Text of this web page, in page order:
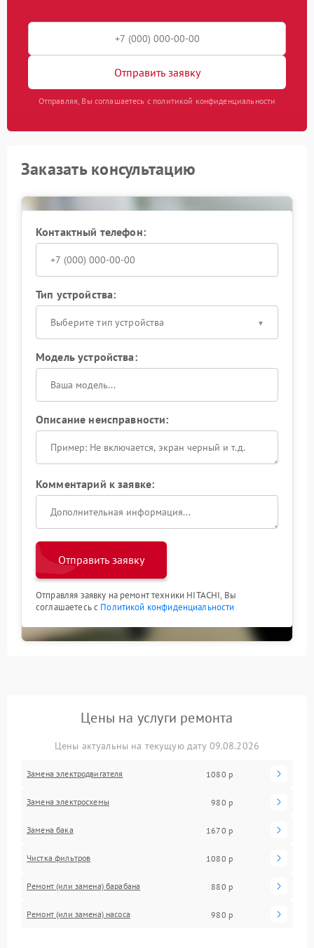
Отправить заявку
Отправляя, Вы соглашаетесь с политикой конфиденциальности
Заказать консультацию
Контактный телефон:
Тип устройства:
Выберите тип устройства
Модель устройства:
Описание неисправности:
Комментарий к заявке:
Отправить заявку
Отправляя заявку на ремонт техники HITACHI, Вы
соглашаетесь с Политикой конфиденциальности
Цены на услуги ремонта
Цены актуальны на текущую дату 09.08.2026
Замена электродвигателя 1080 р
Замена электросхемы 980 р
Замена бака 1670 р
Чистка фильтров 1080 р
Ремонт (или замена) барабана 880 р
Ремонт (или замена) насоса 980 р